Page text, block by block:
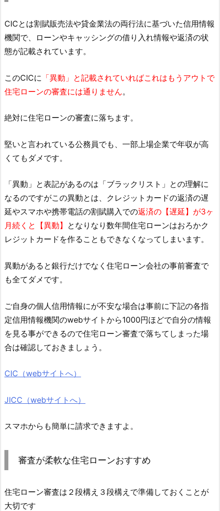
CICとは割賦販売法や貸金業法の両行法に基づいた信用情報
機関で、ローンやキャッシングの借り入れ情報や返済の状
態が記載されています。
このCICに 「異動」と記載されていればこれはもうアウトで
住宅ローンの審査には通りません。
絶対に住宅ローンの審査に落ちます。
堅いと言われている公務員でも、一部上場企業で年収が高
くてもダメです。
「異動」と表記があるのは「ブラックリスト」との理解に
なるのですがこの異動とは、クレジットカードの返済の遅
延やスマホや携帯電話の割賦購入での返済の【遅延】が3ヶ
月続くと【異動】 となりなり数年間住宅ローンはおろかク
レジットカードを作ることもできなくなってしまいます。
異動があると銀行だけでなく住宅ローン会社の事前審査で
も全てダメです。
ご自身の個人信用情報にが不安な場合は事前に下記の各指
定信用情報機関のwebサイトから1000円ほどで自分の情報
を見る事ができるので住宅ローン審査で落ちてしまった場
合は確認しておきましょう。
CIC（webサイトへ）
JICC（webサイトへ）
スマホからも簡単に請求できますよ。
審査が柔軟な住宅ローンおすすめ
住宅ローン審査は２段構え３段構えで準備しておくことが
大切です